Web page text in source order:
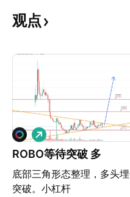
观点
ROBO等待突破 多
底部三角形态整理，多头
突破。小杠杆
做
多